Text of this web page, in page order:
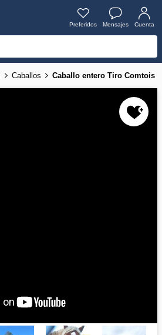
Preferidos Mensajes Cuenta
Caballos Caballo entero Tiro Comtois